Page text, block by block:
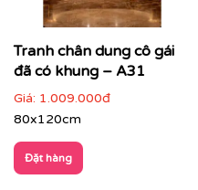
Tranh chân dung cô gái
đã có khung – A31
Giá: 1.009.000đ
80x120cm
Đặt hàng